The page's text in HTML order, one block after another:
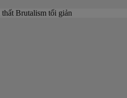
Brutalism tối giản